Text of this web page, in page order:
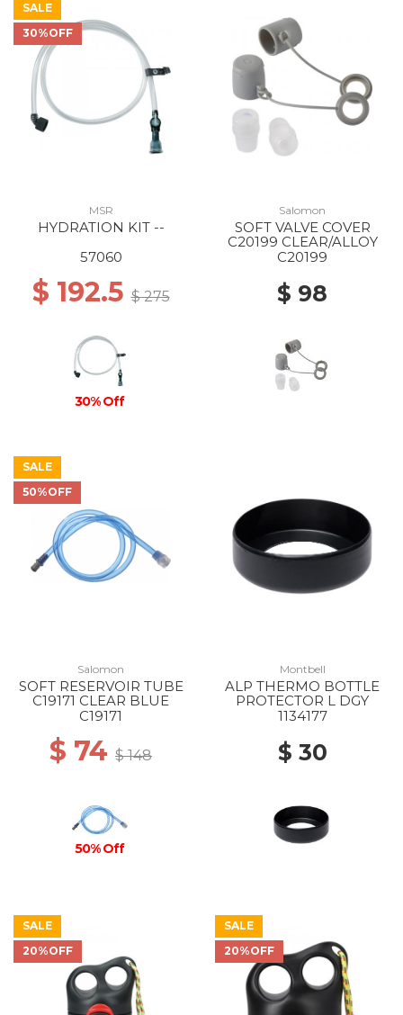
SALE
30%OFF
MSR
HYDRATION KIT --
57060
$ 192.5$ 275
30% Off
Salomon
SOFT VALVE COVER
C20199 CLEAR/ALLOY
C20199
$ 98
SALE
50%OFF
Salomon
SOFT RESERVOIR TUBE
C19171 CLEAR BLUE
C19171
$ 74 $ 148
50% Off
Montbell
ALP THERMO BOTTLE
PROTECTOR L DGY
1134177
$ 30
SALE
20%OFF
SALE
20%OFF